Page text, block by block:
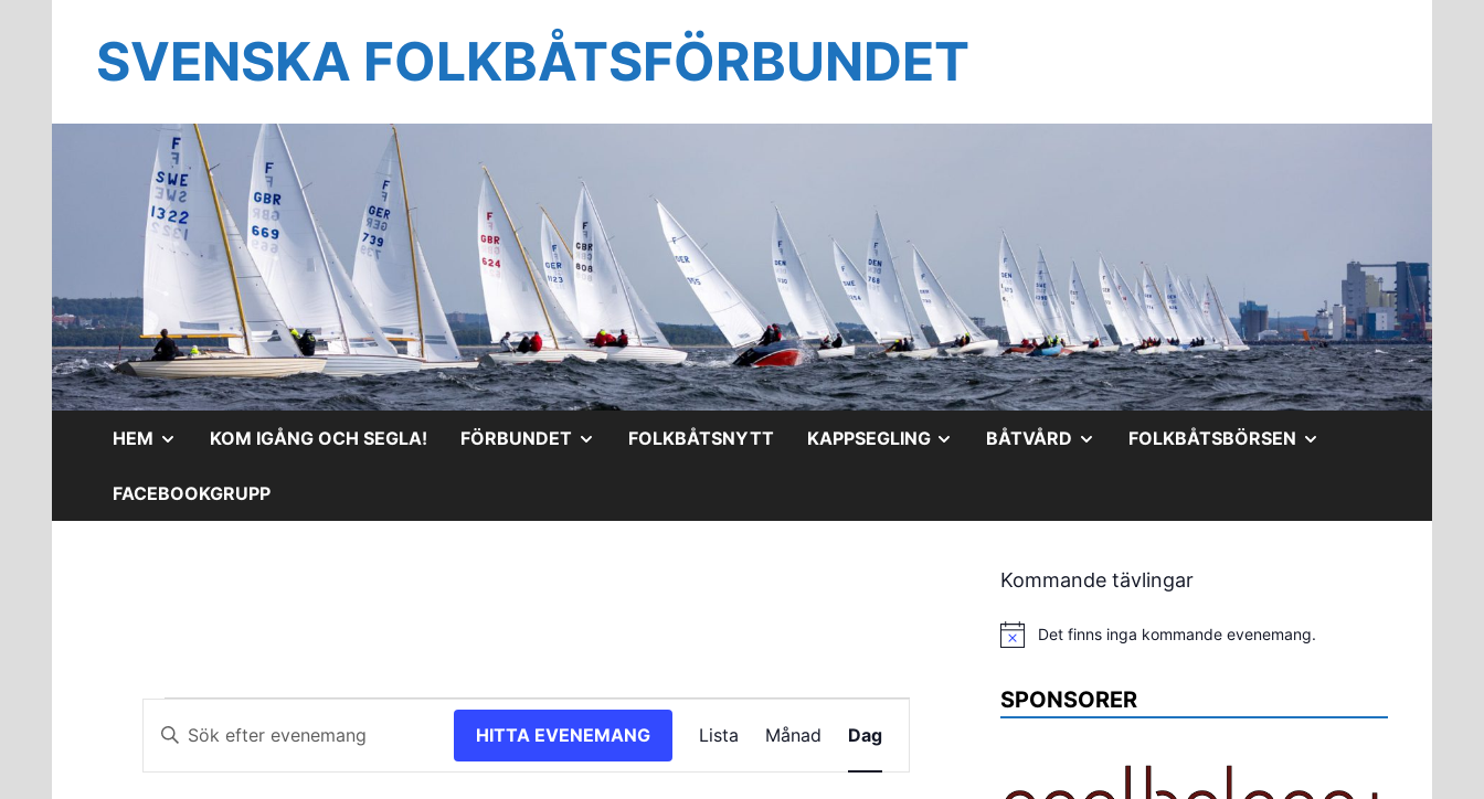
innehållSVENSKA FOLKBÅTSFÖRBUNDET
HEM VISA
UNDERMENY
KOM IGÅNG OCH SEGLA! FÖRBUNDET VISAFOLKBÅTSNYTT KAPPSEGLING VISABÅTVÅRD VISAFOLKBÅTSBÖRSEN
FACEBOOKGRUPP
Evenemang
för
Ange
nyckelord.
Sök
HITTA EVENEMANG
vynavigering
Lista Månad Dag
Kommande tävlingar
Notis Det finns inga kommande evenemang.
SPONSORER